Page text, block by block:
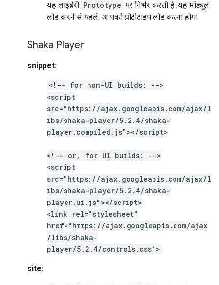
यह लाइब्रेरी Prototype पर निर्भर करती है. यह मॉड्यूल
लोड करने से पहले, आपको प्रोटोटाइप लोड करना होगा.
Shaka Player
snippet:
<!-- for non-UI builds: -->
<script
src="https://ajax.googleapis.com/ajax/l
ibs/shaka-player/5.2.4/shaka-
player.compiled.js"></script>
<!-- or, for UI builds: -->
<script
src="https://ajax.googleapis.com/ajax/l
ibs/shaka-player/5.2.4/shaka-
player.ui.js"></script>
<link rel="stylesheet"
href="https://ajax.googleapis.com/ajax
/libs/shaka-
player/5.2.4/controls.css">
site: